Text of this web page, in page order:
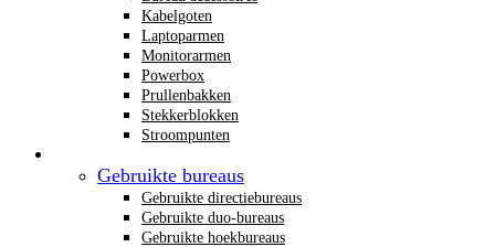
Kabelgoten
Laptoparmen
Monitorarmen
Powerbox
Prullenbakken
Stekkerblokken
Stroompunten
Gebruikte bureaus
Gebruikte directiebureaus
Gebruikte duo-bureaus
Gebruikte hoekbureaus